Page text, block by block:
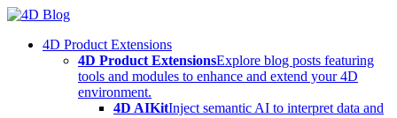
Skip
content4D Product Extensions
4D Product ExtensionsExplore blog posts featuring
tools and modules to enhance and extend your 4D
environment.
4D AIKitInject semantic AI to interpret data and